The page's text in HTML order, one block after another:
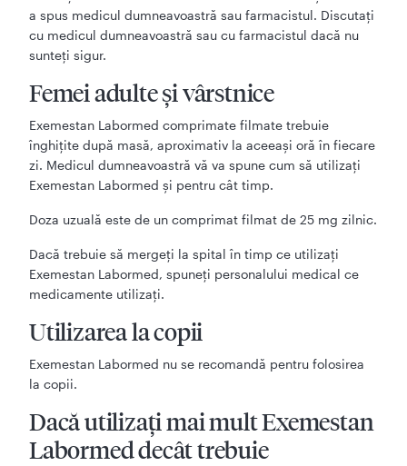
a spus medicul dumneavoastră sau farmacistul. Discutați
cu medicul dumneavoastră sau cu farmacistul dacă nu
sunteți sigur.
Femei adulte şi vârstnice
Exemestan Labormed comprimate filmate trebuie
înghiţite după masă, aproximativ la aceeaşi oră în fiecare
zi. Medicul dumneavoastră vă va spune cum să utilizaţi
Exemestan Labormed şi pentru cât timp.
Doza uzuală este de un comprimat filmat de 25 mg zilnic.
Dacă trebuie să mergeţi la spital în timp ce utilizaţi
Exemestan Labormed, spuneţi personalului medical ce
medicamente utilizaţi.
Utilizarea la copii
Exemestan Labormed nu se recomandă pentru folosirea
la copii.
Dacă utilizați mai mult Exemestan
Labormed decât trebuie